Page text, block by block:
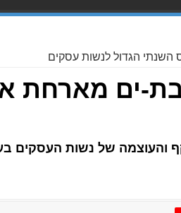
הגדול לנשות עסקים
ים מארחת
של נשות העסקים